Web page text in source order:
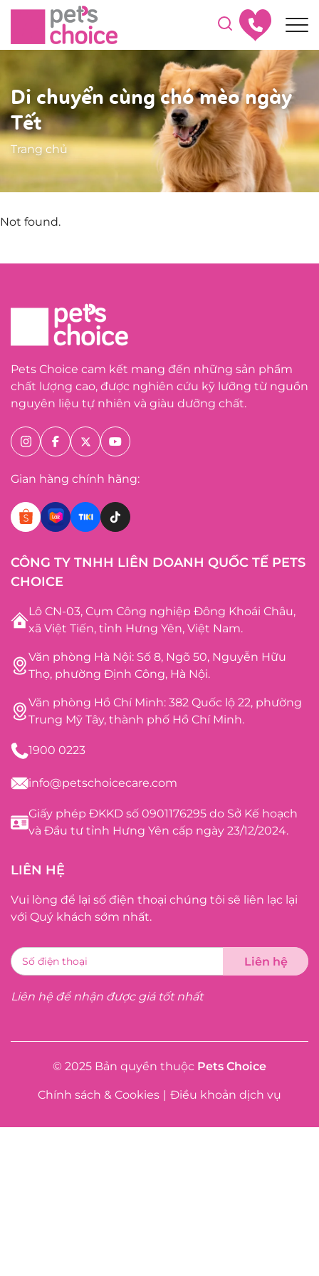
Di chuyển cùng chó mèo ngày
Tết
Trang chủ
Not found.
Pets Choice cam kết mang đến những sản phẩm
chất lượng cao, được nghiên cứu kỹ lưỡng từ nguồn
nguyên liệu tự nhiên và giàu dưỡng chất.
Gian hàng chính hãng:
CÔNG TY TNHH LIÊN DOANH QUỐC TẾ PETS
CHOICE
Lô CN-03, Cụm Công nghiệp Đông Khoái Châu,
xã Việt Tiến, tỉnh Hưng Yên, Việt Nam.
Văn phòng Hà Nội: Số 8, Ngõ 50, Nguyễn Hữu
Thọ, phường Định Công, Hà Nội.
Văn phòng Hồ Chí Minh: 382 Quốc lộ 22, phường
Trung Mỹ Tây, thành phố Hồ Chí Minh.
1900 0223
info@petschoicecare.com
Giấy phép ĐKKD số 0901176295 do Sở Kế hoạch
và Đầu tư tỉnh Hưng Yên cấp ngày 23/12/2024.
LIÊN HỆ
Vui lòng để lại số điện thoại chúng tôi sẽ liên lạc lại
với Quý khách sớm nhất.
Liên hệ để nhận được giá tốt nhất
© 2025 Bản quyền thuộc Pets Choice
Chính sách & Cookies | Điều khoản dịch vụ